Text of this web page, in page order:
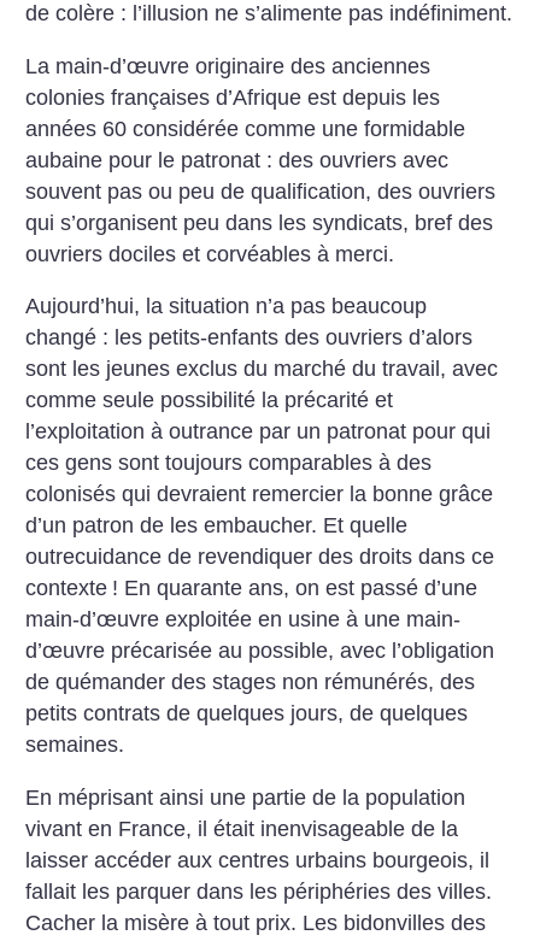
de colère : l’illusion ne s’alimente pas indéfiniment.
La main-d’œuvre originaire des anciennes
colonies françaises d’Afrique est depuis les
années 60 considérée comme une formidable
aubaine pour le patronat : des ouvriers avec
souvent pas ou peu de qualification, des ouvriers
qui s’organisent peu dans les syndicats, bref des
ouvriers dociles et corvéables à merci.
Aujourd’hui, la situation n’a pas beaucoup
changé : les petits-enfants des ouvriers d’alors
sont les jeunes exclus du marché du travail, avec
comme seule possibilité la précarité et
l’exploitation à outrance par un patronat pour qui
ces gens sont toujours comparables à des
colonisés qui devraient remercier la bonne grâce
d’un patron de les embaucher. Et quelle
outrecuidance de revendiquer des droits dans ce
contexte ! En quarante ans, on est passé d’une
main-d’œuvre exploitée en usine à une main-
d’œuvre précarisée au possible, avec l’obligation
de quémander des stages non rémunérés, des
petits contrats de quelques jours, de quelques
semaines.
En méprisant ainsi une partie de la population
vivant en France, il était inenvisageable de la
laisser accéder aux centres urbains bourgeois, il
fallait les parquer dans les périphéries des villes.
Cacher la misère à tout prix. Les bidonvilles des